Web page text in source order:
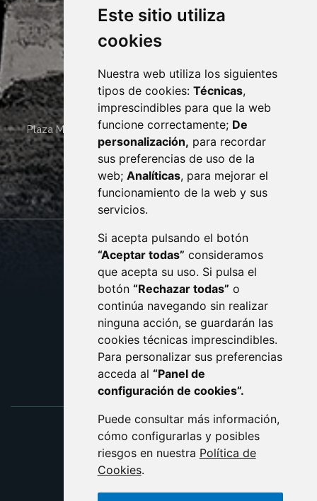
Este sitio utiliza
cookies
Nuestra web utiliza los siguientes
tipos de cookies: Técnicas,
imprescindibles para que la web
funcione correctamente; De
personalización, para recordar
sus preferencias de uso de la
web; Analíticas, para mejorar el
funcionamiento de la web y sus
servicios.
Si acepta pulsando el botón
“Aceptar todas” consideramos
que acepta su uso. Si pulsa el
botón “Rechazar todas” o
continúa navegando sin realizar
ninguna acción, se guardarán las
cookies técnicas imprescindibles.
Para personalizar sus preferencias
acceda al “Panel de
configuración de cookies”.
Puede consultar más información,
cómo configurarlas y posibles
riesgos en nuestra Política de
Cookies.
Plaza Mayor 4 22400 MONZÓN - ARAGÓN (ESPAÑA)
· (34) 974 400 700 ·
sac@monzon.es
monzon.es
CONTACTO
AVISO LEGAL
PROTECCIÓN DE DATOS
POLÍTICA DE COOKIES
ACCESIBILIDAD
ENLACE EXTERNO AL